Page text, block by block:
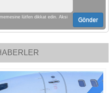
lütfen dikkat edin. Aksi
Gönder